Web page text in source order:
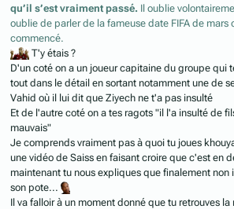
qu’il s’est vraiment passé. Il oublie
oublie de parler de la fameuse date FIFA de mars
commencé.
T'y étais ?
D'un coté on a un joueur capitaine du groupe qui
tout dans le détail en sortant notamment une de
Vahid où il lui dit que Ziyech ne t'a pas insulté
Et de l'autre coté on a tes ragots "il l'a insulté de
mauvais"
Je comprends vraiment pas à quoi tu joues
une vidéo de Saiss en faisant croire que c'est en
maintenant tu nous expliques que finalement
son pote...
Il va falloir à un moment donné que tu retrouves